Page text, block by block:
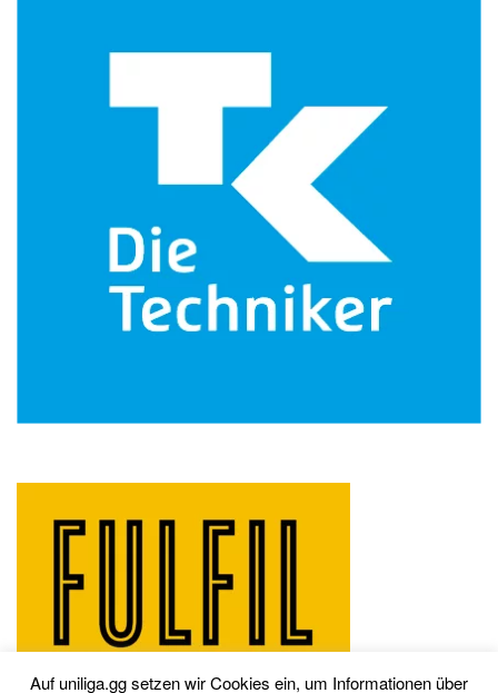
Auf uniliga.gg setzen wir Cookies ein, um Informationen über